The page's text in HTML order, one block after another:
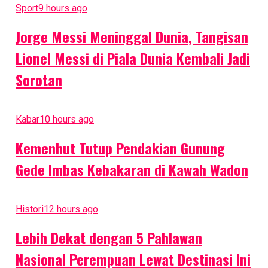
Berdasarkan data dari pengelola (UPRS) Rusunawa
(lima) tower, dengan rincian balita sebanyak 344 orang,
anak-anak usia 5-13 tahun sebanyak 1.457 orang, remaja
usia 14-17 tahun sebanyak 762, dan usia dewasa 18 tahun
ke atas sebanyak 7.595 orang.
Sport9 hours ago
Jorge Messi Meninggal Dunia, Tangisan
Lionel Messi di Piala Dunia Kembali Jadi
Sorotan
Kabar10 hours ago
Kemenhut Tutup Pendakian Gunung
Gede Imbas Kebakaran di Kawah Wadon
Histori12 hours ago
Lebih Dekat dengan 5 Pahlawan
Nasional Perempuan Lewat Destinasi Ini